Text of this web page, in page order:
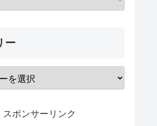
ー
スポンサーリンク